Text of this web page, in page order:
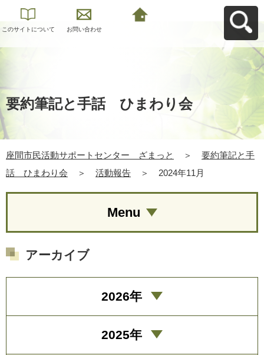
このサイトについて お問い合わせ
要約筆記と手話 ひまわり会
座間市民活動サポートセンター ざまっと ＞
要約筆記と手
話 ひまわり会
＞ 活動報告 ＞ 2024年11月
Menu
アーカイブ
2026年
2025年